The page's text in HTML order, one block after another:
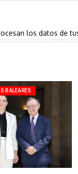
los datos de
BALEARES